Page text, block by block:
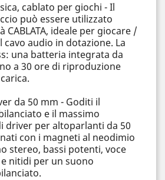
cablato per giochi - Il
può essere utilizzato
CABLATA, ideale per giocare /
audio in dotazione. La
una batteria integrata da
a 30 ore di riproduzione
da 50 mm - Goditi il
e il massimo
driver per altoparlanti da 50
con i magneti al neodimio
stereo, bassi potenti, voce
nitidi per un suono